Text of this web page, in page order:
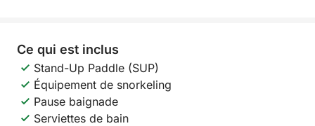
Ce qui est inclus
Stand-Up Paddle (SUP)
Équipement de snorkeling
Pause baignade
Serviettes de bain